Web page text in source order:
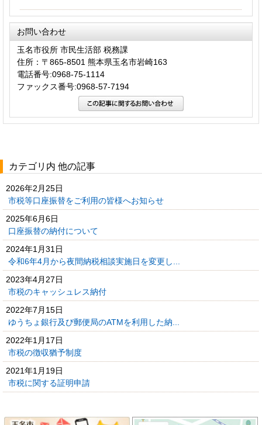
お問い合わせ
玉名市役所 市民生活部 税務課
住所：〒865-8501 熊本県玉名市岩崎163
電話番号:0968-75-1114
ファックス番号:0968-57-7194
カテゴリ内 他の記事
2026年2月25日
市税等口座振替をご利用の皆様へお知らせ
2025年6月6日
口座振替の納付について
2024年1月31日
令和6年4月から夜間納税相談実施日を変更し...
2023年4月27日
市税のキャッシュレス納付
2022年7月15日
ゆうちょ銀行及び郵便局のATMを利用した納...
2022年1月17日
市税の徴収猶予制度
2021年1月19日
市税に関する証明申請